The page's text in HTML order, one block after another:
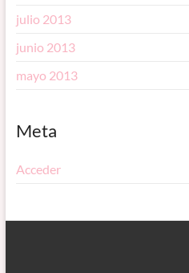
julio 2013
junio 2013
mayo 2013
Meta
Acceder